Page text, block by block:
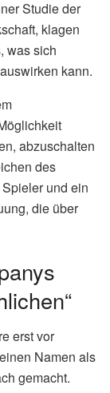
Studie der
klagen
was sich
kann.
abzuschalten
des
und ein
die über
erst vor
Namen als
gemacht.